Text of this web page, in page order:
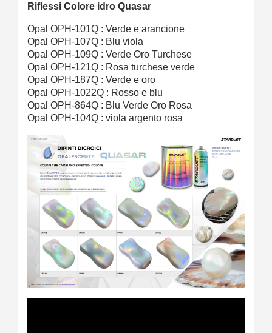
Riflessi Colore idro Quasar
Opal OPH-101Q : Verde e arancione
Opal OPH-107Q : Blu viola
Opal OPH-109Q : Verde Oro Turchese
Opal OPH-121Q : Rosa turchese verde
Opal OPH-187Q : Verde e oro
Opal OPH-1022Q : Rosso e blu
Opal OPH-864Q : Blu Verde Oro Rosa
Opal OPH-104Q : viola argento rosa